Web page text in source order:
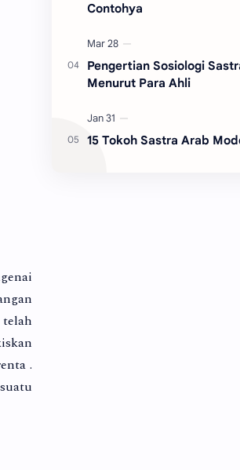
.
Contohya
Pengertian Sosiologi
Menurut Para Ahli
15 Tokoh Sastra Arab